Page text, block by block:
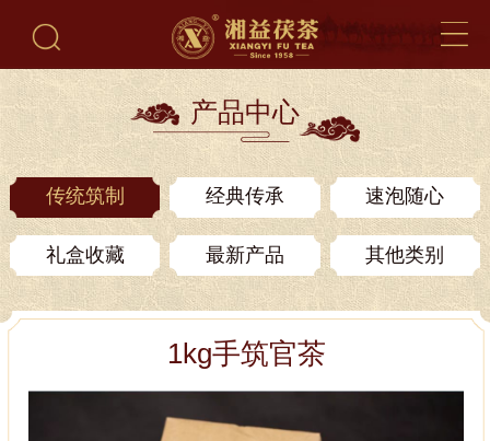
产品中心
传统筑制 经典传承 速泡随心
礼盒收藏 最新产品 其他类别
1kg手筑官茶